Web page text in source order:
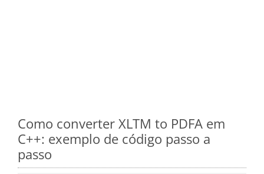
Como converter XLTM to PDFA em
C++: exemplo de código passo a
passo